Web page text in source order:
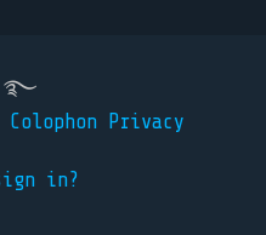
࿐
Colophon Privacy
in?